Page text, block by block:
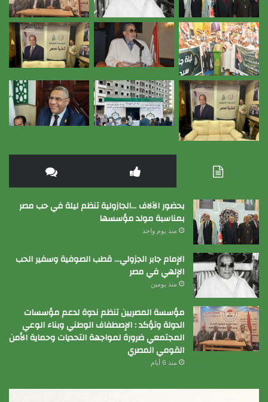
بحضور الآلاف …الجازولية تنظم ليلة في حب مصر
بمناسبة مولد مؤسسها
منذ يوم واحد
الإمام جابر الجزولي… قطب الصوفية وسفير الحب
الإلهي في مصر
منذ يومين
مؤسسة المصريين تنظم ندوة لدعم مؤسسات
الدولة وتؤكد : الإصطفاف الوطني وبناء الوعي
المجتمعي ضرورة لمواجهة التحديات وحماية الأمن
القومي المصري
منذ 6 أيام